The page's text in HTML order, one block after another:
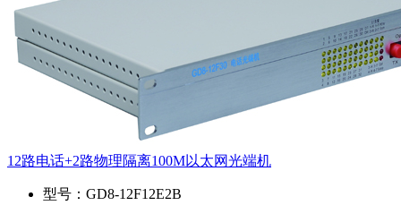
12路电话+2路物理隔离100M以太网光端机
型号： GD8-12F12E2B